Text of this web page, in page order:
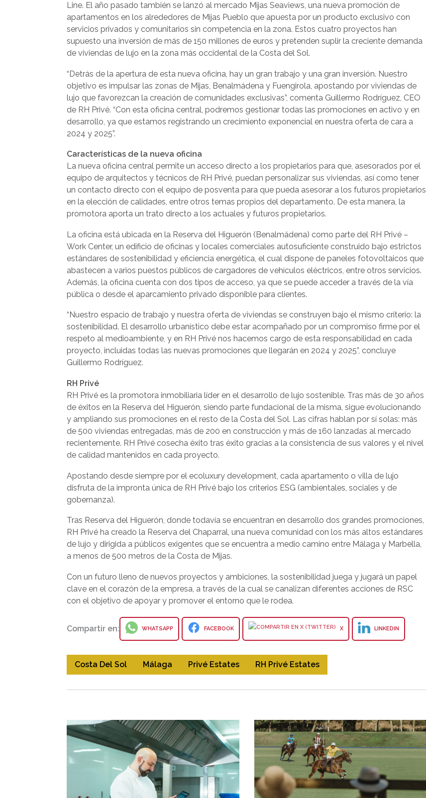
Line. El año pasado también se lanzó al mercado Mijas Seaviews, una nueva promoción de
apartamentos en los alrededores de Mijas Pueblo que apuesta por un producto exclusivo con
servicios privados y comunitarios sin competencia en la zona. Estos cuatro proyectos han
supuesto una inversión de más de 150 millones de euros y pretenden suplir la creciente demanda
de viviendas de lujo en la zona más occidental de la Costa del Sol.
“Detrás de la apertura de esta nueva oficina, hay un gran trabajo y una gran inversión. Nuestro
objetivo es impulsar las zonas de Mijas, Benalmádena y Fuengirola, apostando por viviendas de
lujo que favorezcan la creación de comunidades exclusivas”, comenta Guillermo Rodríguez, CEO
de RH Privé. “Con esta oficina central, podremos gestionar todas las promociones en activo y en
desarrollo, ya que estamos registrando un crecimiento exponencial en nuestra oferta de cara a
2024 y 2025”.
Características de la nueva oficina
La nueva oficina central permite un acceso directo a los propietarios para que, asesorados por el
equipo de arquitectos y técnicos de RH Privé, puedan personalizar sus viviendas, así como tener
un contacto directo con el equipo de posventa para que pueda asesorar a los futuros propietarios
en la elección de calidades, entre otros temas propios del departamento. De esta manera, la
promotora aporta un trato directo a los actuales y futuros propietarios.
La oficina está ubicada en la Reserva del Higuerón (Benalmádena) como parte del RH Privé –
Work Center, un edificio de oficinas y locales comerciales autosuficiente construido bajo estrictos
estándares de sostenibilidad y eficiencia energética, el cual dispone de paneles fotovoltaicos que
abastecen a varios puestos públicos de cargadores de vehículos eléctricos, entre otros servicios.
Además, la oficina cuenta con dos tipos de acceso, ya que se puede acceder a través de la vía
pública o desde el aparcamiento privado disponible para clientes.
“Nuestro espacio de trabajo y nuestra oferta de viviendas se construyen bajo el mismo criterio: la
sostenibilidad. El desarrollo urbanístico debe estar acompañado por un compromiso firme por el
respeto al medioambiente, y en RH Privé nos hacemos cargo de esta responsabilidad en cada
proyecto, incluidas todas las nuevas promociones que llegarán en 2024 y 2025”, concluye
Guillermo Rodríguez.
RH Privé
RH Privé es la promotora inmobiliaria líder en el desarrollo de lujo sostenible. Tras más de 30 años
de éxitos en la Reserva del Higuerón, siendo parte fundacional de la misma, sigue evolucionando
y ampliando sus promociones en el resto de la Costa del Sol. Las cifras hablan por sí solas: más
de 500 viviendas entregadas, más de 200 en construcción y más de 160 lanzadas al mercado
recientemente. RH Privé cosecha éxito tras éxito gracias a la consistencia de sus valores y el nivel
de calidad mantenidos en cada proyecto.
Apostando desde siempre por el ecoluxury development, cada apartamento o villa de lujo
disfruta de la impronta única de RH Privé bajo los criterios ESG (ambientales, sociales y de
gobernanza).
Tras Reserva del Higuerón, donde todavía se encuentran en desarrollo dos grandes promociones,
RH Privé ha creado la Reserva del Chaparral, una nueva comunidad con los más altos estándares
de lujo y dirigida a públicos exigentes que se encuentra a medio camino entre Málaga y Marbella,
a menos de 500 metros de la Costa de Mijas.
Con un futuro lleno de nuevos proyectos y ambiciones, la sostenibilidad juega y jugará un papel
clave en el corazón de la empresa, a través de la cual se canalizan diferentes acciones de RSC
con el objetivo de apoyar y promover el entorno que le rodea.
Compartir en: WHATSAPP FACEBOOK X LINKEDIN
Costa Del Sol Málaga Privé Estates RH Privé Estates